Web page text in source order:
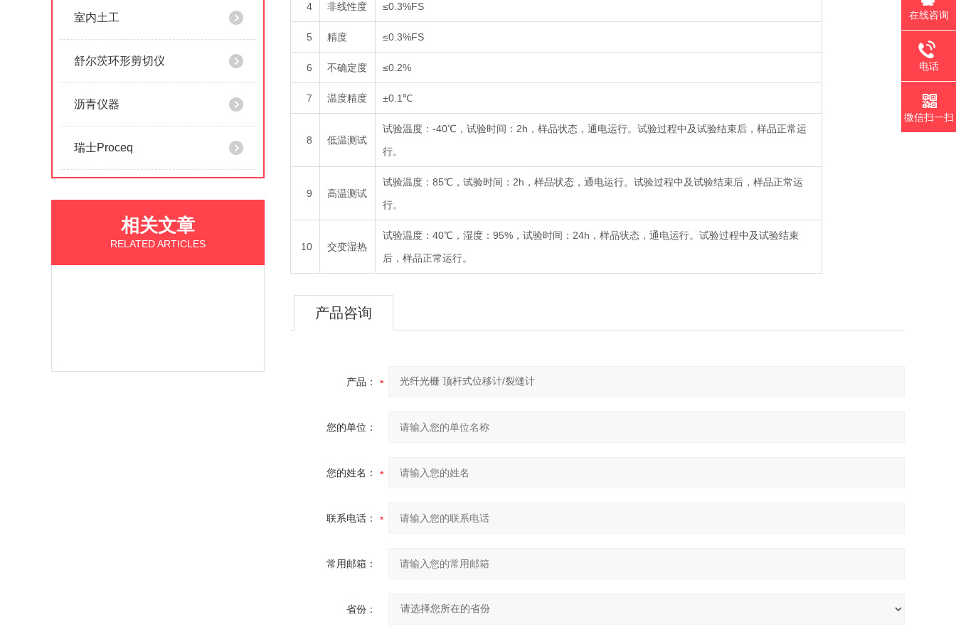
室内土工
舒尔茨环形剪切仪
沥青仪器
瑞士Proceq
相关文章
RELATED ARTICLES
4 非线性度 ≤0.3%FS
5 精度 ≤0.3%FS
6 不确定度 ≤0.2%
7 温度精度 ±0.1℃
8 低温测试
试验温度：-40℃，试验时间：2h，样品状态，通电运行。试验过程中及试验结束后，样品正常运
行。
9 高温测试
试验温度：85℃，试验时间：2h，样品状态，通电运行。试验过程中及试验结束后，样品正常运
行。
10 交变湿热
试验温度：40℃，湿度：95%，试验时间：24h，样品状态，通电运行。试验过程中及试验结束
后，样品正常运行。
产品咨询
产品：
您的单位：
您的姓名：
联系电话：
常用邮箱：
省份：
在线咨询
电话
微信扫一扫